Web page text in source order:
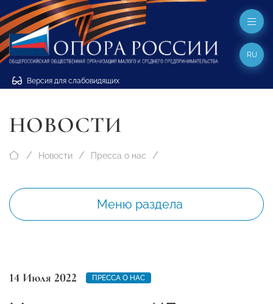
Версия для слабовидящих
RU
НОВОСТИ
Новости Пресса о нас
Меню раздела
14 Июля 2022 ПРЕССА О НАС